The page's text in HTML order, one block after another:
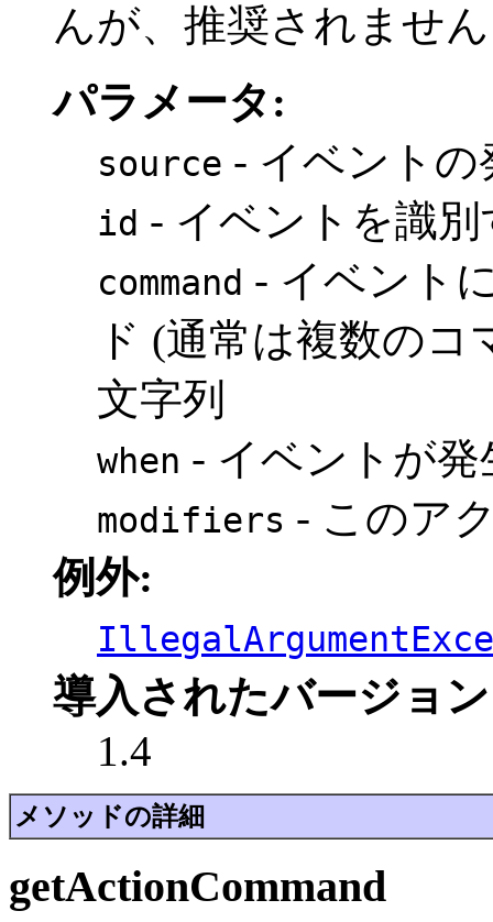
んが、推奨されませ
パラメータ:
source - イベント
id - イベントを識
command - イベント
ド (通常は複数の
文字列
when - イベントが
modifiers - このア
例外:
導入されたバージョ
1.4
メソッドの詳細
getActionCommand